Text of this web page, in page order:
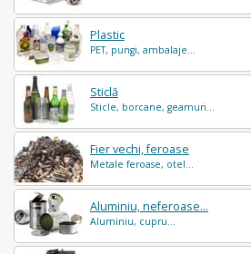
Plastic
PET, pungi, ambalaje...
Sticlă
Sticle, borcane, geamuri...
Fier vechi, feroase
Metale feroase, otel...
Aluminiu, neferoase...
Aluminiu, cupru...